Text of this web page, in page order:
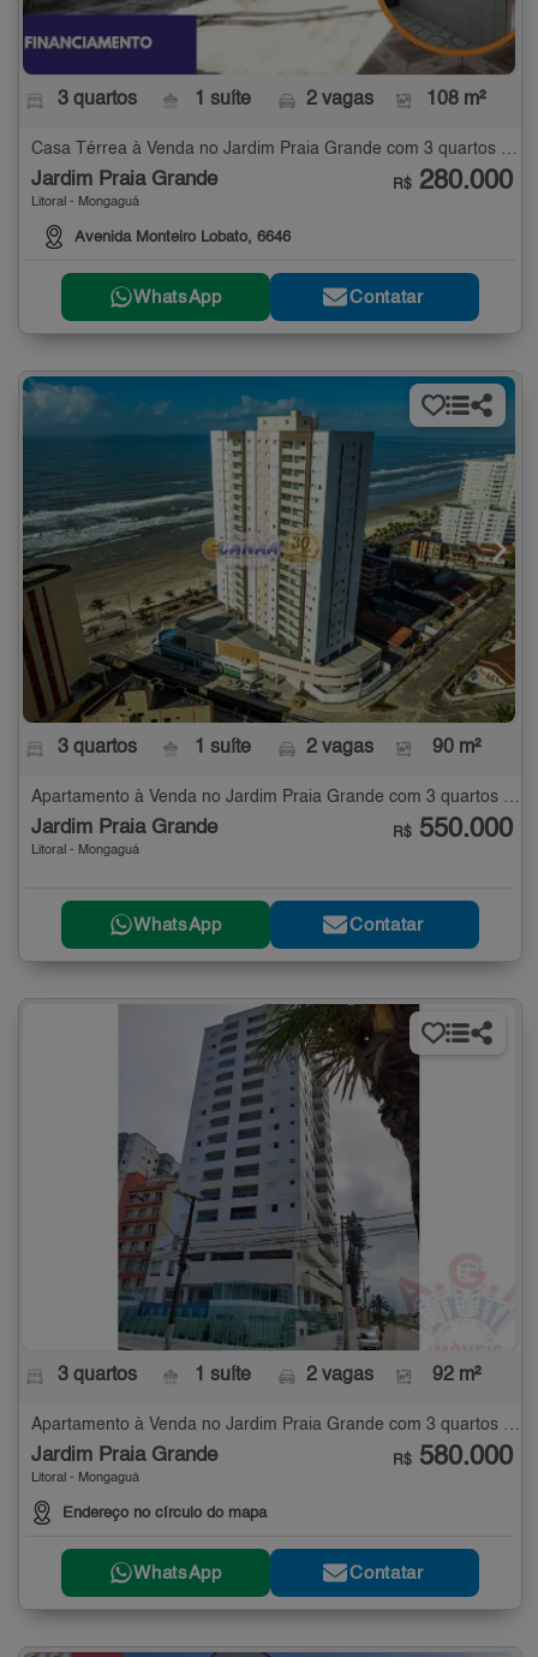
3 quartos 1 suíte 2 vagas 108 m²
Jardim Praia Grande
Litoral - Mongaguá
Avenida Monteiro Lobato, 6646
R$ 280.000
WhatsApp Contatar
3 quartos 1 suíte 2 vagas 90 m²
Apartamento à Venda no Jardim Praia Grande com 3 quartos - 90 m²
Jardim Praia Grande
Litoral - Mongaguá
R$ 550.000
WhatsApp Contatar
3 quartos 1 suíte 2 vagas 92 m²
Apartamento à Venda no Jardim Praia Grande com 3 quartos - 92 m²
Jardim Praia Grande
Litoral - Mongaguá
Endereço no círculo do mapa
R$ 580.000
WhatsApp Contatar